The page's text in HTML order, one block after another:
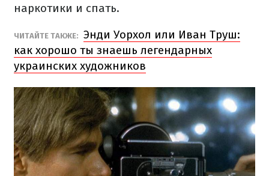
наркотики и спать.
ЧИТАЙТЕ ТАКЖЕ: Энди Уорхол или Иван Труш:
как хорошо ты знаешь легендарных
украинских художников